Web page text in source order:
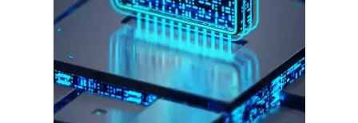
हर खाते के बदले मिलते थे 20 से 25 हजार